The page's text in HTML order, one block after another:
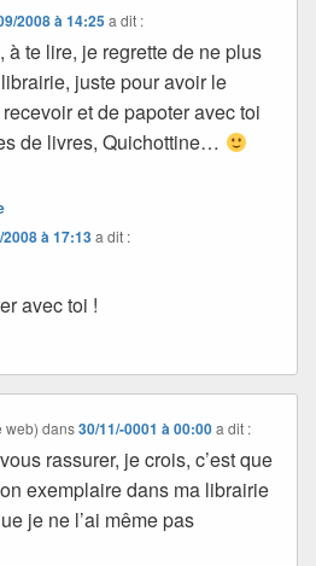
2008 à 14:25 a dit :
à te lire, je regrette de ne plus
juste pour avoir le
recevoir et de papoter avec toi
de livres, Quichottine…
2008 à 17:13a dit :
avec toi !
web) dans30/11/-0001 à 00:00 a dit :
rassurer, je crois, c’est que
exemplaire dans ma librairie
je ne l’ai même pas